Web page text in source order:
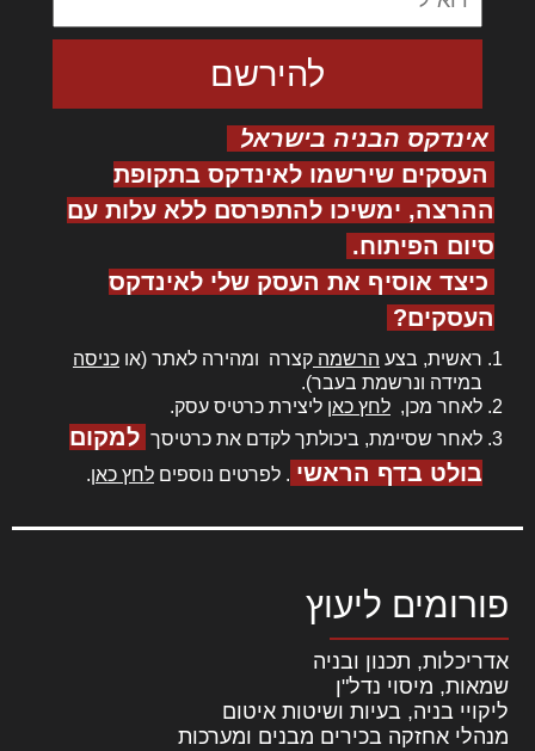
אינדקס הבניה בישראל
העסקים שירשמו לאינדקס בתקופת
ההרצה, ימשיכו להתפרסם ללא עלות עם
סיום הפיתוח.
כיצד אוסיף את העסק שלי לאינדקס
העסקים?
ראשית, בצע הרשמה קצרה ומהירה לאתר (או כניסה
במידה ונרשמת בעבר).
לאחר מכן, לחץ כאן ליצירת כרטיס עסק.
לאחר שסיימת, ביכולתך לקדם את כרטיסך למקום
בולט בדף הראשי . לפרטים נוספים לחץ כאן.
פורומים ליעוץ
אדריכלות, תכנון ובניה
שמאות, מיסוי נדל"ן
ליקויי בניה, בעיות ושיטות איטום
מנהלי אחזקה בכירים מבנים ומערכות